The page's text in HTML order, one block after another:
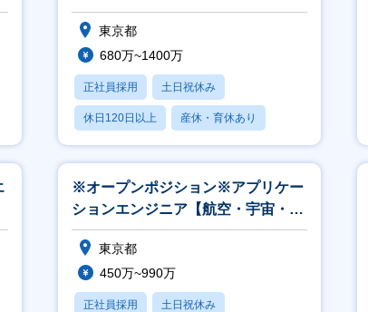
東京都
680万~1400万
正社員採用 土日祝休み
休日120日以上 産休・育休あり
月残業20時間以内
※オープンポジション※アプリケー
ションエンジニア【航空・宇宙・防
衛】
東京都
450万~990万
正社員採用 土日祝休み